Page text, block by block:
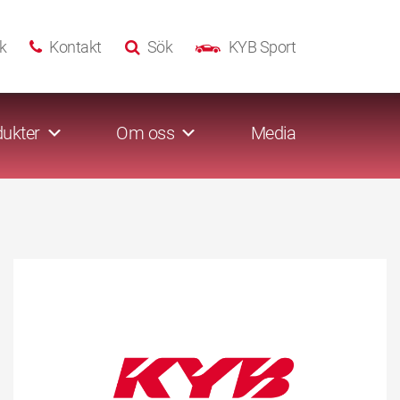
KYB Sport
Sök
Kontakt
Om oss Media